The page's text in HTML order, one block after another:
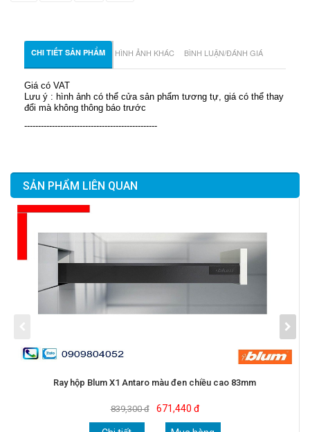
CHI TIẾT SẢN PHẨM HÌNH ẢNH KHÁC BÌNH LUẬN/ĐÁNH GIÁ
Giá có VAT
Lưu ý : hình ảnh có thể cửa sản phẩm tương tự, giá có thể thay
đổi mà không thông báo trước
------------------------------------------------
SẢN PHẨM LIÊN QUAN
Ray hộp Blum X1 Antaro màu đen chiều cao 83mm
839,300 đ 671,440 đ